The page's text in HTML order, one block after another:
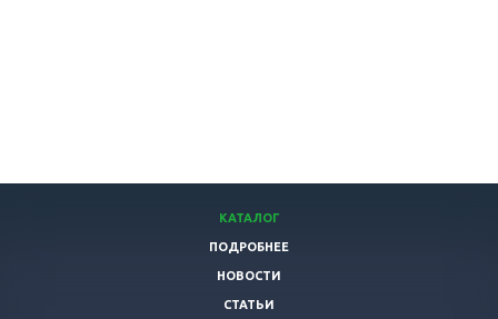
КАТАЛОГ
ПОДРОБНЕЕ
НОВОСТИ
СТАТЬИ